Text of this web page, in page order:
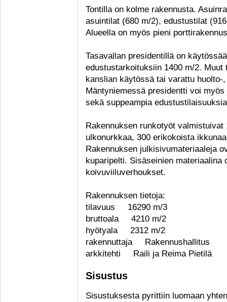
Tontilla on kolme rakennusta.
asuintilat (680 m/2), edustustilat
Alueella on myös pieni
Tasavallan presidentillä on
edustustarkoituksiin 1400 m/2.
kanslian käytössä tai varattu
Mäntyniemessä presidentti voi
sekä suppeampia
Rakennuksen runkotyöt
ulkonurkkaa, 300 erikokoista
Rakennuksen julkisivumateriaaleja
kuparipelti. Sisäseinien
koivuviiluverhoukset.
Rakennuksen tietoja:
tilavuus 16290 m/3
bruttoala 4210 m/2
hyötyala 2312 m/2
rakennuttaja Rakennushallitus
arkkitehti Raili ja Reima Pietilä
Sisustus
Sisustuksesta pyrittiin luomaan